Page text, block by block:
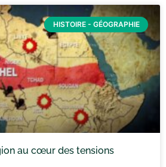
HISTOIRE - GÉOGRAPHIE
au cœur des tensions